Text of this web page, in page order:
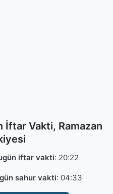
İftar Vakti, Ramazan
iftar vakti: 20:22
sahur vakti: 04:33